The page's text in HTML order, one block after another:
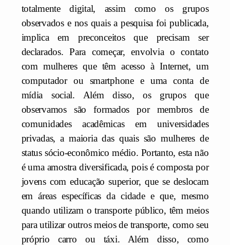
totalmente digital, assim como os grupos
observados e nos quais a pesquisa foi publicada,
implica em preconceitos que precisam ser
declarados. Para começar, envolvia o contato
com mulheres que têm acesso à Internet, um
computador ou smartphone e uma conta de
mídia social. Além disso, os grupos que
observamos são formados por membros de
comunidades acadêmicas em universidades
privadas, a maioria das quais são mulheres de
status sócio-econômico médio. Portanto, esta não
é uma amostra diversificada, pois é composta por
jovens com educação superior, que se deslocam
em áreas específicas da cidade e que, mesmo
quando utilizam o transporte público, têm meios
para utilizar outros meios de transporte, como seu
próprio carro ou táxi. Além disso, como